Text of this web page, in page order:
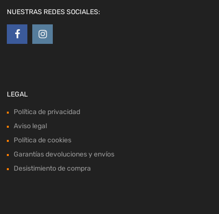
NUESTRAS REDES SOCIALES:
LEGAL
Política de privacidad
Aviso legal
Política de cookies
Garantías devoluciones y envíos
Desistimiento de compra